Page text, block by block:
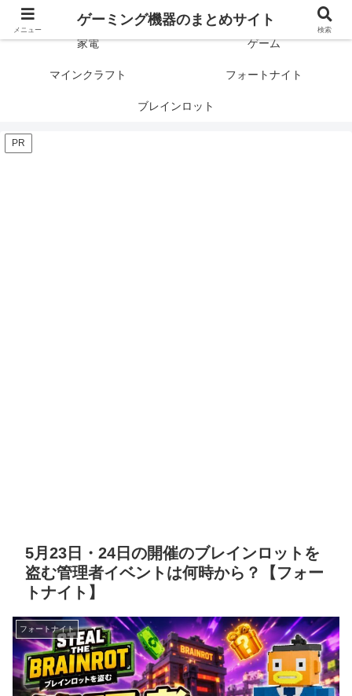
ゲーミング製品の口コミや評判と比較を紹介します！
家電 ゲーム
マインクラフト フォートナイト
ブレインロット
PR
5月23日・24日の開催のブレインロットを
盗む管理者イベントは何時から？【フォー
トナイト】
フォートナイト
メニュー
ゲーミング機器のまとめサイト
検索